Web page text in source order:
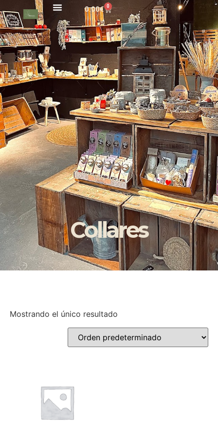
0.00€ 0
Collares
Mostrando el único resultado